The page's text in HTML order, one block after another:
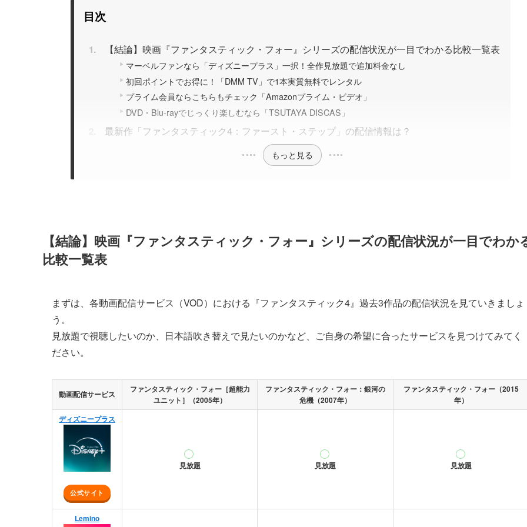
目次
【結論】映画『ファンタスティック・フォー』シリーズの配信状況が一目でわかる比較一覧表
マーベルファンなら「ディズニープラス」一択！全作見放題で追加料金なし
初回ポイントでお得に！「DMM TV」で1本実質無料でレンタル
プライム会員ならこちらもチェック「Amazonプライム・ビデオ」
DVD・Blu-rayでじっくり楽しむなら「TSUTAYA DISCAS」
最新作「ファンタスティック4：ファースト・ステップ」の配信情報は？
もっと見る
【結論】映画『ファンタスティック・フォー』シリーズの配信状況が一目でわか
比較一覧表
まずは、各動画配信サービス（VOD）における『ファンタスティック4』過去3作品の配信状況を見ていきましょ
う。
見放題で視聴したいのか、日本語吹き替えで見たいのかなど、ご自身の希望に合ったサービスを見つけてみてく
ださい。
動画配信サービス
ファンタスティック・フォー［超能力
ユニット］（2005年）
ファンタスティック・フォー：銀河の
危機（2007年）
ファンタスティック・フォー（2015
年）
ディズニープラス
公式サイト
見放題 見放題 見放題
Lemino